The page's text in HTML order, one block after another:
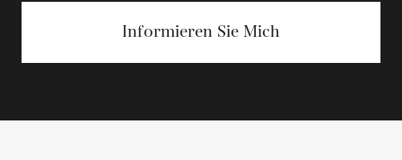
Informieren Sie Mich